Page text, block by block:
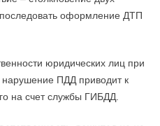
оформление ДТП
юридических лиц при
ПДД приводит к
на счет службы ГИБДД.